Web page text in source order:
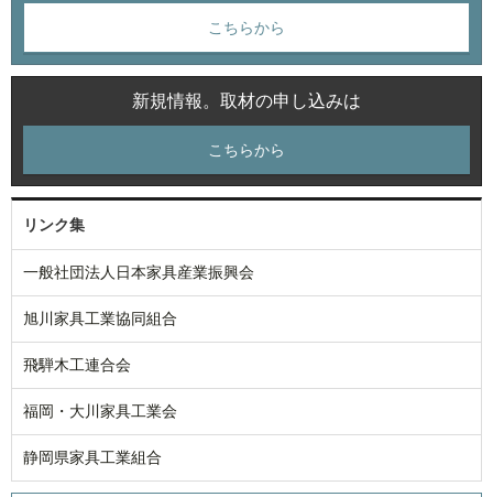
こちらから
新規情報。取材の申し込みは
こちらから
リンク集
一般社団法人日本家具産業振興会
旭川家具工業協同組合
飛騨木工連合会
福岡・大川家具工業会
静岡県家具工業組合